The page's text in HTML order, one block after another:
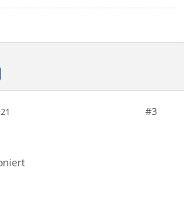
#3